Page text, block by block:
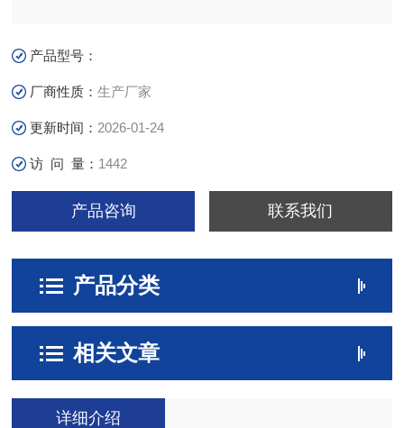
产品型号：
厂商性质：生产厂家
更新时间： 2026-01-24
访 问 量： 1442
产品咨询 联系我们
产品分类
相关文章
详细介绍